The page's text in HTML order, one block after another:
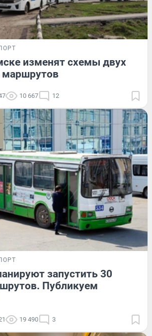
изменят схемы двух
маршрутов
10 667 12
запустить 30
Публикуем
19 490 3